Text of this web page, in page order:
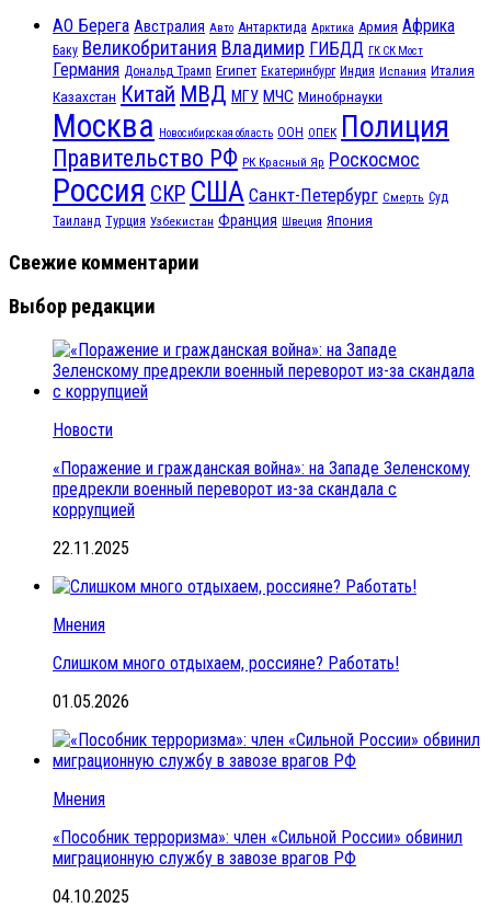
АО Берега Австралия Авто Антарктида Арктика Армия Африка
Баку Великобритания Владимир ГИБДД ГК СК Мост
Германия Дональд Трамп Египет Екатеринбург Индия Испания Италия
Казахстан Китай МВД МГУ МЧС Минобрнауки
Москва Новосибирская область ООН ОПЕК Полиция
Правительство РФ РК Красный Яр Роскосмос
Россия СКР США Санкт-Петербург Смерть Суд
Таиланд Турция Узбекистан Франция Швеция Япония
Свежие комментарии
Выбор редакции
Новости
«Поражение и гражданская война»: на Западе Зеленскому
предрекли военный переворот из-за скандала с
коррупцией
22.11.2025
Мнения
Слишком много отдыхаем, россияне? Работать!
01.05.2026
Мнения
«Пособник терроризма»: член «Сильной России» обвинил
миграционную службу в завозе врагов РФ
04.10.2025